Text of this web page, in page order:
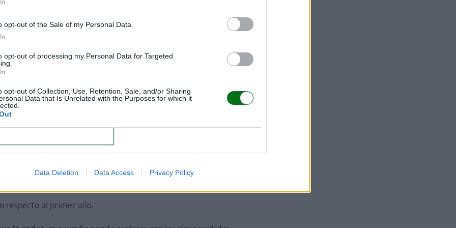
opt-out of the Sale of my Personal Data.
opt-out of processing my Personal Data for Targeted
opt-out of Collection, Use, Retention, Sale, and/or Sharing
Data that Is Unrelated with the Purposes for which it
Data Deletion Data Access Privacy Policy
para que limpie alguna superficie en la que puede apoyarse
haciendo las tareas del hogar.
meses
de labios de las mamás alrededor de los 15-16 meses del niño.Las
tan hambrientos, ahora parecen algo inapetentes
que sus pequeños estén desnutridos e intentan obligarlos a comer
sistemáticamente.
el primer y el segundo año, tu hijo pierdainterés por la comida
respecto al primer año.